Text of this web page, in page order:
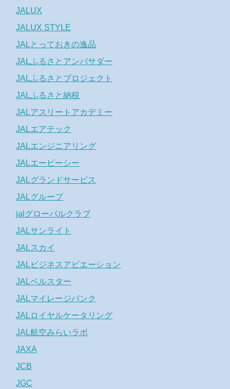
JALUX
JALUX STYLE
JALとっておきの逸品
JALふるさとアンバサダー
JALふるさとプロジェクト
JALふるさと納税
JALアスリートアカデミー
JALエアテック
JALエンジニアリング
JALエービーシー
JALグランドサービス
JALグループ
jalグローバルクラブ
JALサンライト
JALスカイ
JALビジネスアビエーション
JALベルスター
JALマイレージバンク
JALロイヤルケータリング
JAL航空みらいラボ
JAXA
JCB
JGC